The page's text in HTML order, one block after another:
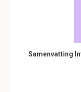
Samenvatting